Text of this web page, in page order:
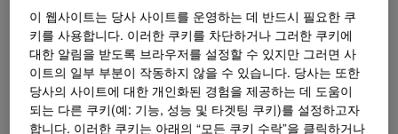
이 웹사이트는 당사 사이트를 운영하는 데 반드시 필요한 쿠
키를 사용합니다. 이러한 쿠키를 차단하거나 그러한 쿠키에
대한 알림을 받도록 브라우저를 설정할 수 있지만 그러면 사
이트의 일부 부분이 작동하지 않을 수 있습니다. 당사는 또한
당사의 사이트에 대한 개인화된 경험을 제공하는 데 도움이
되는 다른 쿠키(예: 기능, 성능 및 타겟팅 쿠키)를 설정하고자
합니다. 이러한 쿠키는 아래의 “모든 쿠키 수락”을 클릭하거나